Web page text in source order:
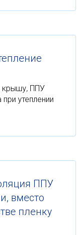
крышу, ППУ
утеплении
ППУ
вместо
пленку